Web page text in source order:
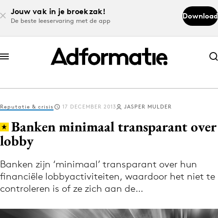
Jouw vak in je broekzak!
De beste leeservaring met de app
Download
Abonneer nu
Abonneer nu
Log in
Volg het laatste nieuws via de Adformatie
Nieuws app
Reputatie & crisis 17 DECEMBER 2013 JASPER MULDER
Banken minimaal transparant over
lobby
Banken zijn ‘minimaal’ transparant over hun
financiële lobbyactiviteiten, waardoor het niet te
controleren is of ze zich aan de…